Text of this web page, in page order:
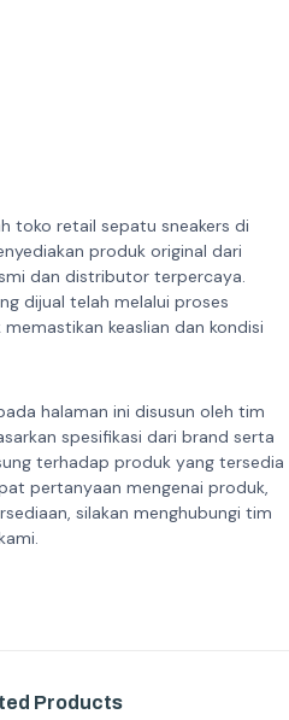
toko retail sepatu sneakers di
produk original dari
dan distributor terpercaya.
dijual telah melalui proses
keaslian dan kondisi
halaman ini disusun oleh tim
spesifikasi dari brand serta
terhadap produk yang tersedia
pertanyaan mengenai produk,
silakan menghubungi tim
Products